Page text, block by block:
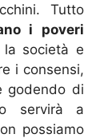
Tutto
i poveri
la società e
i consensi,
godendo di
servirà a
possiamo